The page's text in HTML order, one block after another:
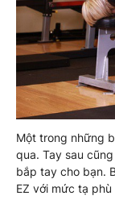
Một trong những
qua. Tay sau
bắp tay cho bạn.
EZ với mức tạ